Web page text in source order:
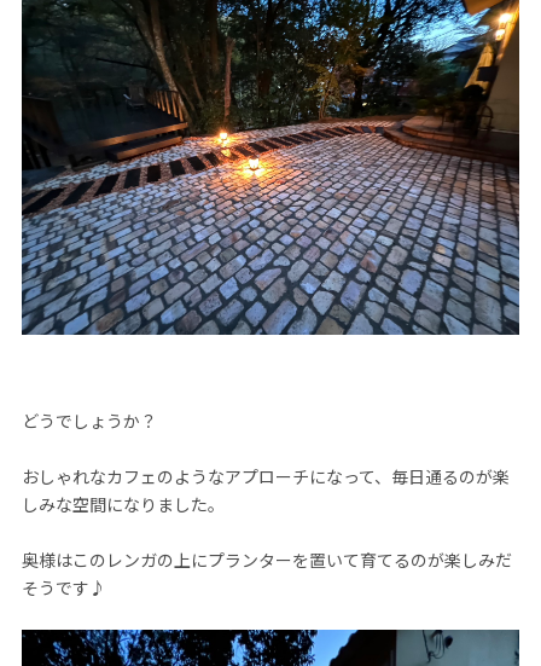
どうでしょうか？
おしゃれなカフェのようなアプローチになって、毎日通るのが楽
しみな空間になりました。
奥様はこのレンガの上にプランターを置いて育てるのが楽しみだ
そうです♪